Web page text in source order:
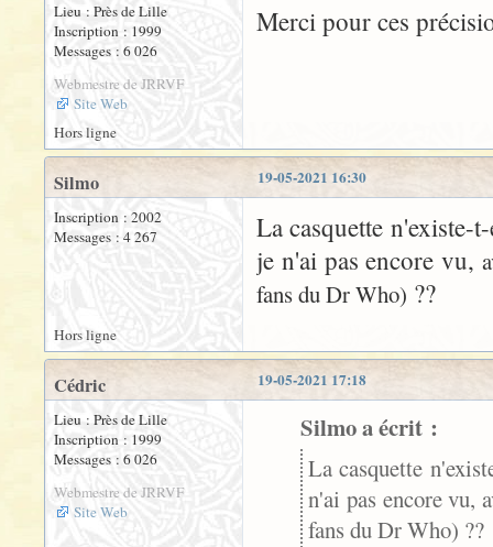
Lieu : Près de Lille
Inscription : 1999
Messages : 6 026
Webmestre de JRRVF
Site Web
Merci pour ces
Hors ligne
19-05-2021 16:30
Silmo
Inscription : 2002
Messages : 4 267
La casquette n'existe-
je n'ai pas encore vu,
fans du Dr Who) ??
Hors ligne
19-05-2021 17:18
Cédric
Lieu : Près de Lille
Inscription : 1999
Messages : 6 026
Webmestre de JRRVF
Site Web
Silmo a écrit :
La casquette
n'ai pas encore vu,
fans du Dr Who) ??